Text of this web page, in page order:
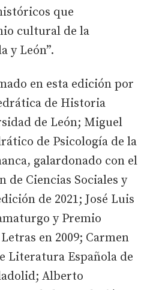
que
cultural de la
y León”.
en esta edición por
de Historia
de León; Miguel
de Psicología de la
galardonado con el
de Ciencias Sociales y
de 2021; José Luis
y Premio
en 2009; Carmen
Literatura Española de
Alberto